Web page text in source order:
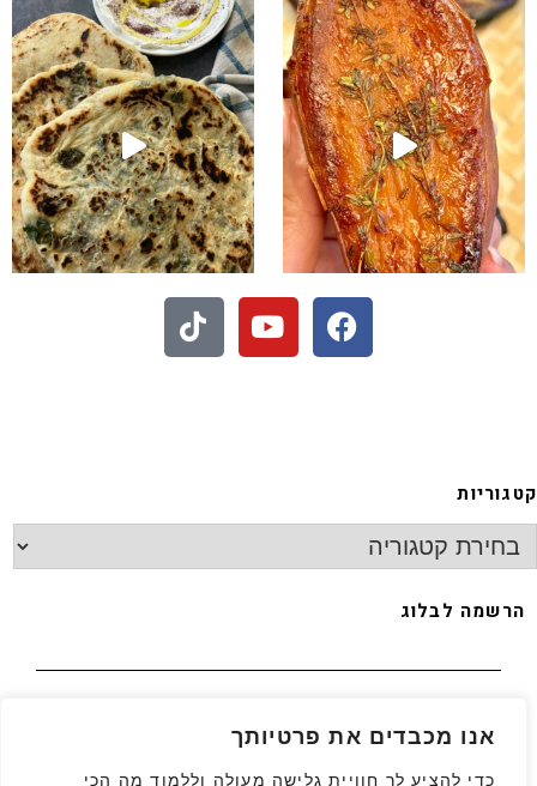
אנו מכבדים את פרטיותך
כדי להציע לך חוויית גלישה מעולה וללמוד מה הכי
- חיתוכיות ריבה וקוקוס
קטגוריות
הרשמה לבלוג